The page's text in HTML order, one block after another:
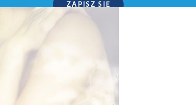
ZAPISZ SIĘ
P.S. W każdej chwili możesz wypisać się z kursu.